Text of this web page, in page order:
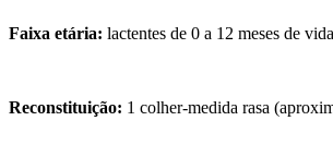
Faixa etária: lactentes de 0 a 12 meses de
Reconstituição: 1 colher-medida rasa